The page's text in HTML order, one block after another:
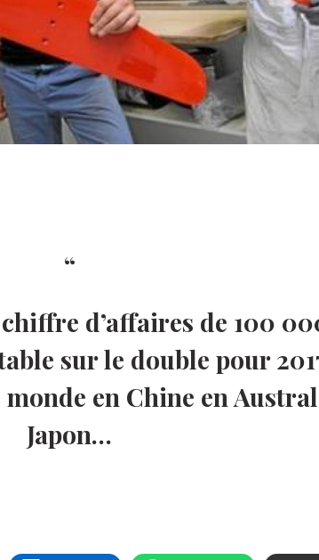
d’affaires de 100
sur le double pour
en Chine en
Japon…